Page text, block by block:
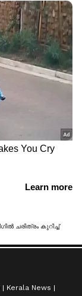
റോം ഡയമണ്ട് ലീഗില്‍ ചരിത്രം കുറിച്ച് ശ്രീലങ്കന്‍ താരം റുമേഷ് പതിരഗെ; ജാവലിന്‍ ത്രോയില്‍ 92.62 മീറ്റര്‍ ദൂരത്തോടെ സ്വര്‍ണം
Kerala News